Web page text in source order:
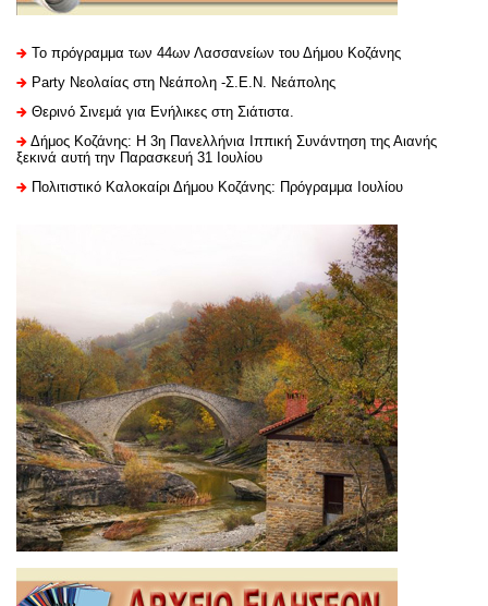
Το πρόγραμμα των 44ων Λασσανείων του Δήμου Κοζάνης
Party Νεολαίας στη Νεάπολη -Σ.Ε.Ν. Νεάπολης
Θερινό Σινεμά για Ενήλικες στη Σιάτιστα.
Δήμος Κοζάνης: Η 3η Πανελλήνια Ιππική Συνάντηση της Αιανής
ξεκινά αυτή την Παρασκευή 31 Ιουλίου
Πολιτιστικό Καλοκαίρι Δήμου Κοζάνης: Πρόγραμμα Ιουλίου